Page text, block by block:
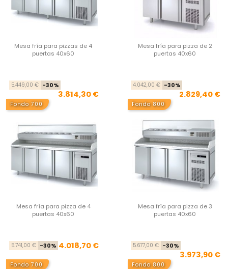
Mesa fría para pizzas de 4
puertas 40x60
Precio base
5.449,00 € -30%
3.814,30 €
Mesa fría para pizza de 2
puertas 40x60
4.042,00 € -30%
2.829,40 €
Fondo 700
Mesa fría para pizza de 4
puertas 40x60
Precio base
5.741,00 € -30% Precio
4.018,70 €
Fondo 800
Mesa fría para pizza de 3
puertas 40x60
5.677,00 € -30%
3.973,90 €
Fondo 700 Fondo 800